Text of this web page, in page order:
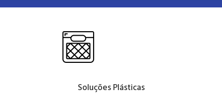
Soluções Plásticas